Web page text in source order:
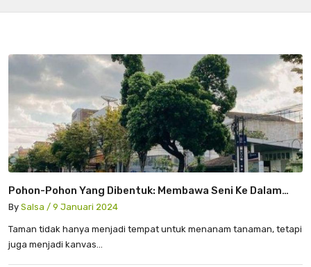
Pohon-Pohon Yang Dibentuk: Membawa Seni Ke Dalam
Lingkungan Alamiah
By Salsa / 9 Januari 2024
Taman tidak hanya menjadi tempat untuk menanam tanaman, tetapi
juga menjadi kanvas...